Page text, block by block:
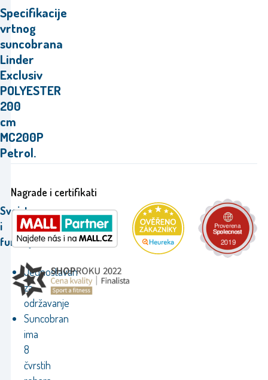
Specifikacije
vrtnog
suncobrana
Linder
Exclusiv
POLYESTER
200
cm
MC200P
Petrol.
Svojstva
i
funkcije:
Jednostavan
za
održavanje
Suncobran
ima
8
čvrstih
Nagrade i certifikati